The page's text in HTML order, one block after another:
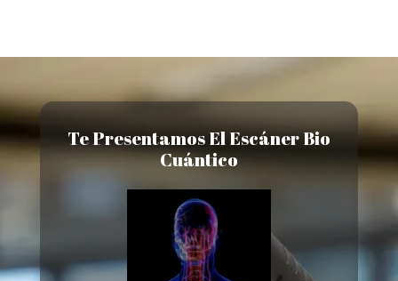
Te Presentamos El Escáner Bio
Cuántico